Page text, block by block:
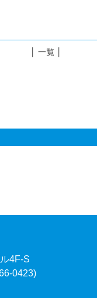
│ 一覧 │
4F-S
0423)